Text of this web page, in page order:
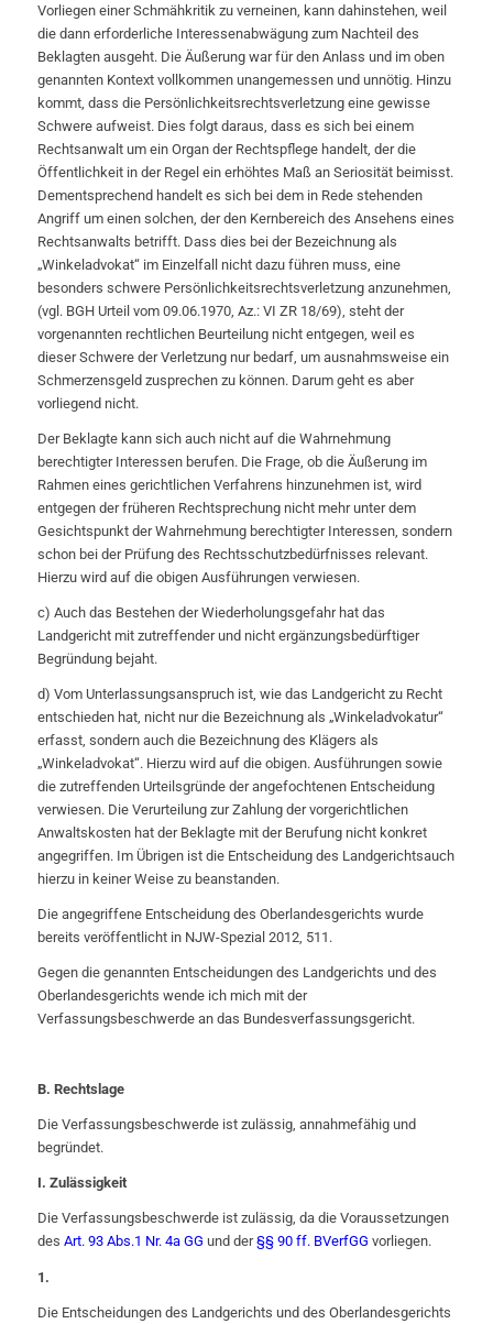
Vorliegen einer Schmähkritik zu verneinen, kann dahinstehen, weil
die dann erforderliche Interessenabwägung zum Nachteil des
Beklagten ausgeht. Die Äußerung war für den Anlass und im oben
genannten Kontext vollkommen unangemessen und unnötig. Hinzu
kommt, dass die Persönlichkeitsrechtsverletzung eine gewisse
Schwere aufweist. Dies folgt daraus, dass es sich bei einem
Rechtsanwalt um ein Organ der Rechtspflege handelt, der die
Öffentlichkeit in der Regel ein erhöhtes Maß an Seriosität beimisst.
Dementsprechend handelt es sich bei dem in Rede stehenden
Angriff um einen solchen, der den Kernbereich des Ansehens eines
Rechtsanwalts betrifft. Dass dies bei der Bezeichnung als
„Winkeladvokat“ im Einzelfall nicht dazu führen muss, eine
besonders schwere Persönlichkeitsrechtsverletzung anzunehmen,
(vgl. BGH Urteil vom 09.06.1970, Az.: VI ZR 18/69), steht der
vorgenannten rechtlichen Beurteilung nicht entgegen, weil es
dieser Schwere der Verletzung nur bedarf, um ausnahmsweise ein
Schmerzensgeld zusprechen zu können. Darum geht es aber
vorliegend nicht.
Der Beklagte kann sich auch nicht auf die Wahrnehmung
berechtigter Interessen berufen. Die Frage, ob die Äußerung im
Rahmen eines gerichtlichen Verfahrens hinzunehmen ist, wird
entgegen der früheren Rechtsprechung nicht mehr unter dem
Gesichtspunkt der Wahrnehmung berechtigter Interessen, sondern
schon bei der Prüfung des Rechtsschutzbedürfnisses relevant.
Hierzu wird auf die obigen Ausführungen verwiesen.
c) Auch das Bestehen der Wiederholungsgefahr hat das
Landgericht mit zutreffender und nicht ergänzungsbedürftiger
Begründung bejaht.
d) Vom Unterlassungsanspruch ist, wie das Landgericht zu Recht
entschieden hat, nicht nur die Bezeichnung als „Winkeladvokatur“
erfasst, sondern auch die Bezeichnung des Klägers als
„Winkeladvokat“. Hierzu wird auf die obigen. Ausführungen sowie
die zutreffenden Urteilsgründe der angefochtenen Entscheidung
verwiesen. Die Verurteilung zur Zahlung der vorgerichtlichen
Anwaltskosten hat der Beklagte mit der Berufung nicht konkret
angegriffen. Im Übrigen ist die Entscheidung des Landgerichtsauch
hierzu in keiner Weise zu beanstanden.
Die angegriffene Entscheidung des Oberlandesgerichts wurde
bereits veröffentlicht in NJW-Spezial 2012, 511.
Gegen die genannten Entscheidungen des Landgerichts und des
Oberlandesgerichts wende ich mich mit der
Verfassungsbeschwerde an das Bundesverfassungsgericht.
B. Rechtslage
Die Verfassungsbeschwerde ist zulässig, annahmefähig und
begründet.
I. Zulässigkeit
Die Verfassungsbeschwerde ist zulässig, da die Voraussetzungen
des Art. 93 Abs.1 Nr. 4a GG und der§§ 90 ff. BVerfGG vorliegen.
1.
Die Entscheidungen des Landgerichts und des Oberlandesgerichts